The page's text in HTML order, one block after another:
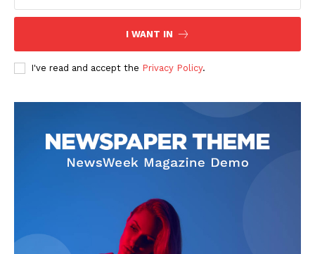
I WANT IN
I've read and accept the Privacy Policy.